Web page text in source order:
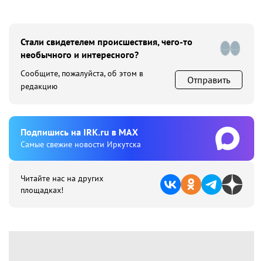
Стали свидетелем происшествия, чего-то
необычного и интересного?
Сообщите, пожалуйста, об этом в
редакцию
Отправить
Подпишиcь на IRK.ru в MAX
Cамые свежие новости Иркутска
Читайте нас на других
площадках!